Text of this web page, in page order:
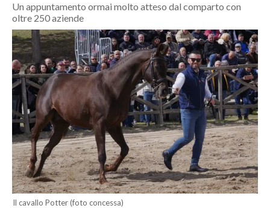
CRONACA
ITALIA
MONDO
POLITICA
ECONOMIA
SERVIZI ALLE IMPRESE
LAVORO
BANDI
SPORT IN SARDEGNA
Un appuntamento ormai molto atteso dal comparto con
oltre 250 aziende
Il cavallo Potter (foto concessa)